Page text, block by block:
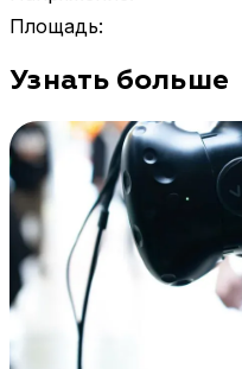
формате.
Площадь:
Узнать больше